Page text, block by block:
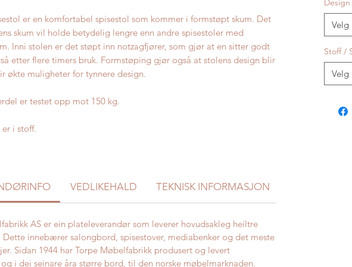
er en komfortabel spisestol som kommer i formstøpt skum. Det
skum vil holde betydelig lengre enn andre spisestoler med
Inni stolen er det støpt inn notzagfjører, som gjør at en sitter godt
etter flere timers bruk. Formstøping gjør også at stolens design blir
økte muligheter for tynnere design.
er testet opp mot 150 kg.
i stoff.
VEDLIKEHALD TEKNISK INFORMASJON
AS er ein plateleverandør som leverer hovudsakleg heiltre
Dette innebærer salongbord, spisestover, mediabenker og det meste
Sidan 1944 har Torpe Møbelfabrikk produsert og levert
i dei seinare åra større bord, til den norske møbelmarknaden.
Design
Velg
Stoff /
Velg